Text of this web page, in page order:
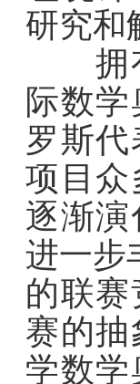
研究和
拥有
际数
罗斯
项目众
逐渐
进一步
的联
赛的
学数